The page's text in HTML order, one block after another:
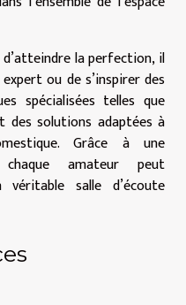
d’atteindre la perfection, il
ou de s’inspirer des
spécialisées telles que
des solutions adaptées à
Grâce à une
amateur peut
salle d’écoute